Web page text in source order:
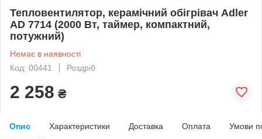
Тепловентилятор, керамічний обігрівач Adler
AD 7714 (2000 Вт, таймер, компактний,
потужний)
Немає в наявності
Код: 00441
Роздріб
2 258 ₴
Опис Характеристики Доставка Оплата Умови